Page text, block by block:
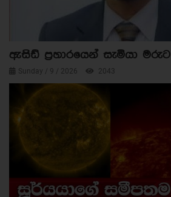
ඇසිඩ් ප්‍රහාරයෙන් සැමියා මරුට
Sunday / 9 / 2026 2043